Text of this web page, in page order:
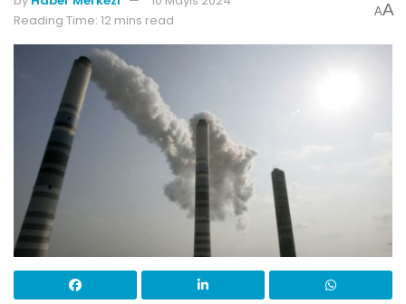
Reading Time: 12 mins read
AA